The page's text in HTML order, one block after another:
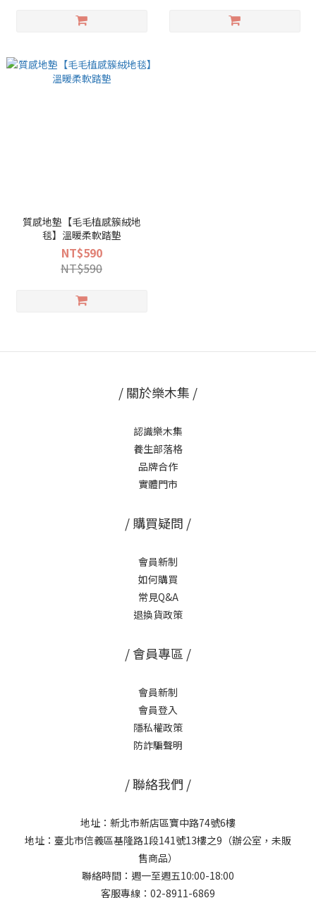
質感地墊【毛毛植感簇絨地
毯】溫暖柔軟踏墊
NT$590
NT$590
/ 關於樂木集 /
認識樂木集
養生部落格
品牌合作
實體門市
/ 購買疑問 /
會員新制
如何購買
常見Q&A
退換貨政策
/ 會員專區 /
會員新制
會員登入
隱私權政策
防詐騙聲明
/ 聯絡我們 /
地址：新北市新店區寶中路74號6樓
地址：臺北市信義區基隆路1段141號13樓之9（辦公室，未販
售商品）
聯絡時間：週一至週五10:00-18:00
客服專線：02-8911-6869